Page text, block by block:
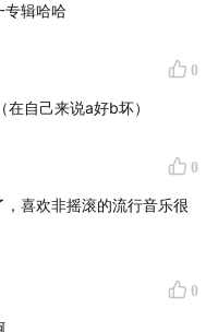
辑哈哈
0
自己来说a好b坏）
0
喜欢非摇滚的流行音乐很
0